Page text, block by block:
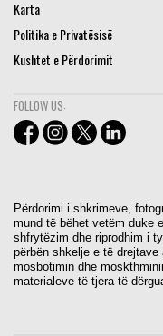
Karta
Politika e Privatësisë
Kushtet e Përdorimit
FOLLOW US:
Përdorimi i shkrimeve,
mund të bëhet vetëm duke
shfrytëzim dhe riprodhim i
përbën shkelje e të
mosbotimin dhe
materialeve të tjera të